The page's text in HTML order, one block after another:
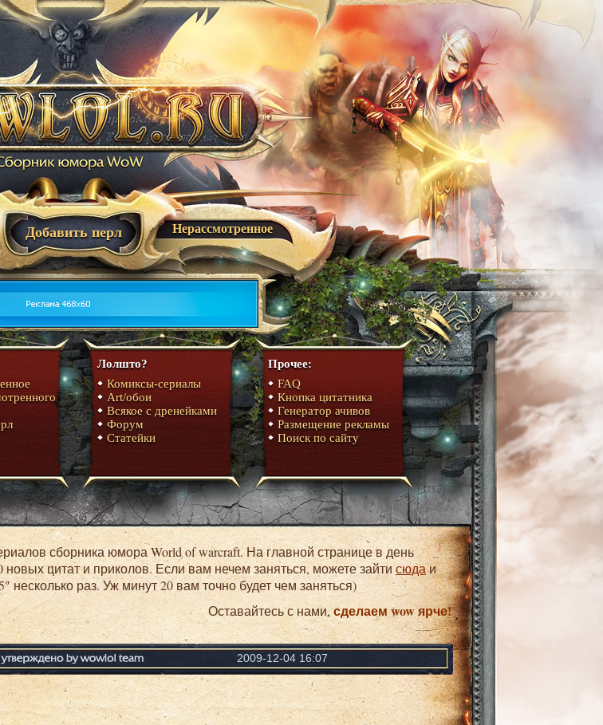
Нерассмотренное
Добавить перл
Лолшто?
Комиксы-сериалы
Art/обои
Всякое с дренейками
Форум
Статейки
Прочее:
FAQ
Кнопка цитатника
Генератор ачивов
Размещение рекламы
Поиск по сайту
новых цитат и приколов. Если вам нечем заняться, можете зайтисюдаи
несколько раз. Уж минут 20 вам точно будет чем заняться)
Оставайтесь с нами, сделаем wow ярче!
2009-12-04 16:07